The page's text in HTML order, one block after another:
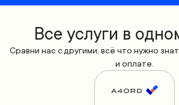
Все yслуги в
Сравни нас с другими, всё что нужно
и оплате.